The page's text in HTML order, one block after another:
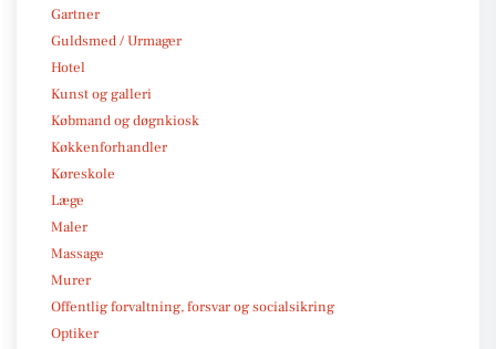
Gartner
Guldsmed / Urmager
Hotel
Kunst og galleri
Købmand og døgnkiosk
Køkkenforhandler
Køreskole
Læge
Maler
Massage
Murer
Offentlig forvaltning, forsvar og socialsikring
Optiker